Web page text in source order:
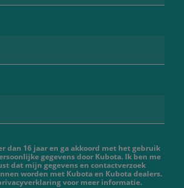
dan 16 jaar en ga akkoord met het gebruik
gegevens door Kubota. Ik ben me
dat mijn gegevens en contactverzoek
worden met Kubota en Kubota dealers.
voor meer informatie.